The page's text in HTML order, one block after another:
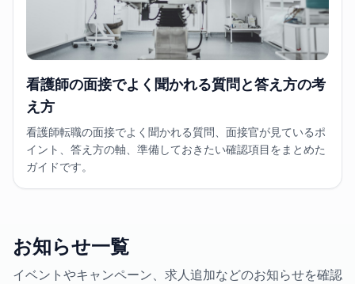
看護師の面接でよく聞かれる質問と答え方の考
え方
看護師転職の面接でよく聞かれる質問、面接官が見ているポ
イント、答え方の軸、準備しておきたい確認項目をまとめた
ガイドです。
お知らせ一覧
イベントやキャンペーン、求人追加などのお知らせを確認